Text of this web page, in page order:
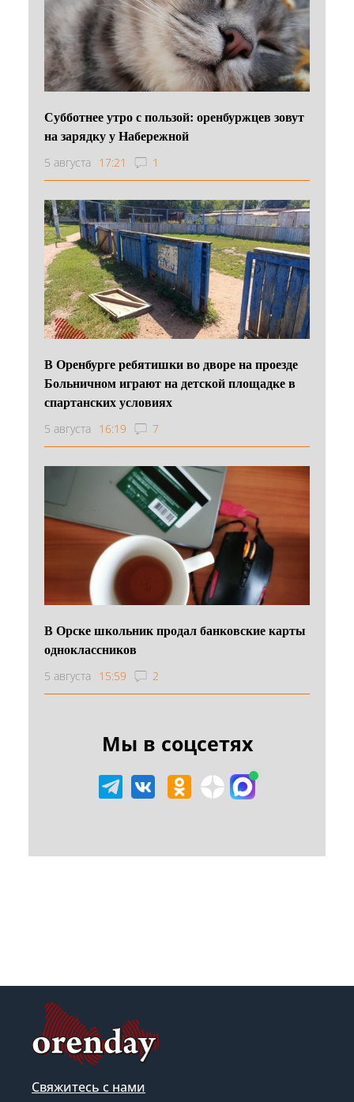
Субботнее утро с пользой: оренбуржцев зовут
на зарядку у Набережной
5 августа 17:21 1
В Оренбурге ребятишки во дворе на проезде
Больничном играют на детской площадке в
спартанских условиях
5 августа 16:19 7
В Орске школьник продал банковские карты
одноклассников
5 августа 15:59 2
Мы в соцсетях
Свяжитесь с нами